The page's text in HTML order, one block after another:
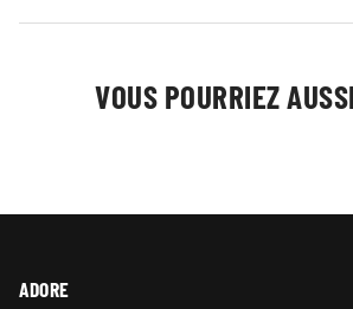
VOUS POURRIEZ
ADORE